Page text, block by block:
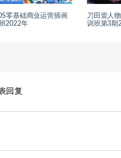
零基础商业运营插画
2022年
刀田壹人
训班第3期
回复